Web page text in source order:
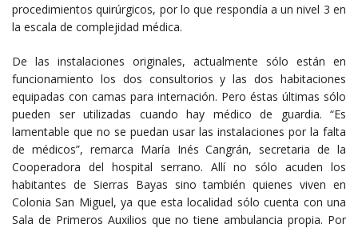
procedimientos quirúrgicos, por lo que respondía a un nivel 3 en
la escala de complejidad médica.
De las instalaciones originales, actualmente sólo están en
funcionamiento los dos consultorios y las dos habitaciones
equipadas con camas para internación. Pero éstas últimas sólo
pueden ser utilizadas cuando hay médico de guardia. “Es
lamentable que no se puedan usar las instalaciones por la falta
de médicos”, remarca María Inés Cangrán, secretaria de la
Cooperadora del hospital serrano. Allí no sólo acuden los
habitantes de Sierras Bayas sino también quienes viven en
Colonia San Miguel, ya que esta localidad sólo cuenta con una
Sala de Primeros Auxilios que no tiene ambulancia propia. Por